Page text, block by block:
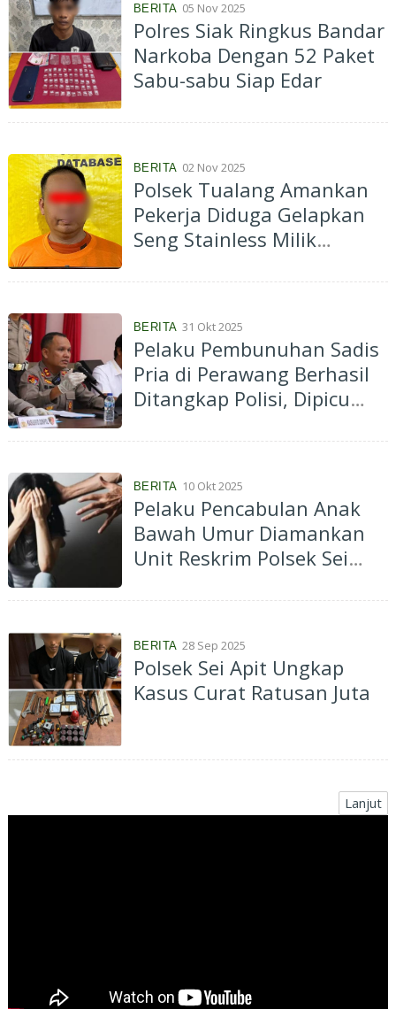
BERITA 05 Nov 2025
Polres Siak Ringkus Bandar
Narkoba Dengan 52 Paket
Sabu-sabu Siap Edar
BERITA 02 Nov 2025
Polsek Tualang Amankan
Pekerja Diduga Gelapkan
Seng Stainless Milik
BERITA 31 Okt 2025
Pelaku Pembunuhan Sadis
Pria di Perawang Berhasil
Ditangkap Polisi, Dipicu
BERITA 10 Okt 2025
Pelaku Pencabulan Anak
Bawah Umur Diamankan
Unit Reskrim Polsek Sei
BERITA 28 Sep 2025
Polsek Sei Apit Ungkap
Kasus Curat Ratusan Juta
Lanjut